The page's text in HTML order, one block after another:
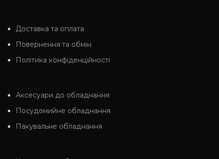
Доставка та оплата
Повернення та обмін
Політика конфіденційності
Аксесуари до обладнання
Посудомийне обладнання
Пакувальне обладнання